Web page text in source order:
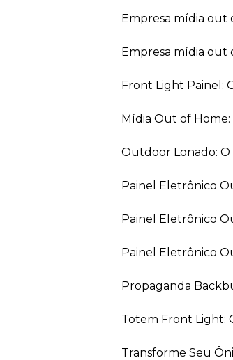
Empresa mídia
Empresa mídia
Front Light Painel:
Mídia Out of
Outdoor Lonado:
Painel Eletrônico
Painel Eletrônico
Painel Eletrônico
Propaganda
Totem Front
Transforme Seu